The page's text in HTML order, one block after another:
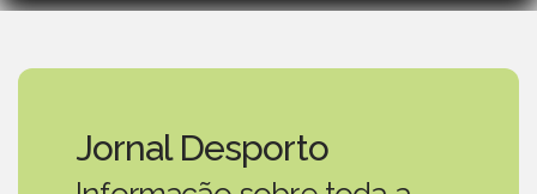
Jornal Desporto